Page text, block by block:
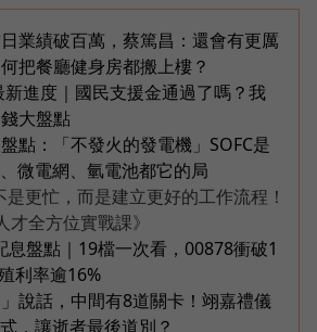
業績破百萬，蔡篤昌：還會有更厲
把餐廳健身房都搬上樓？
進度｜國民支援金通過了嗎？我
大盤點
點：「不發火的發電機」SOFC是
微電網、氫電池都它的局
更忙，而是建立更好的工作流程！
才全方位實戰課》
息盤點｜19檔一次看，00878衝破1
利率逾16%
說話，中間有8道關卡！翊嘉禮儀
，讓逝者最後道別？